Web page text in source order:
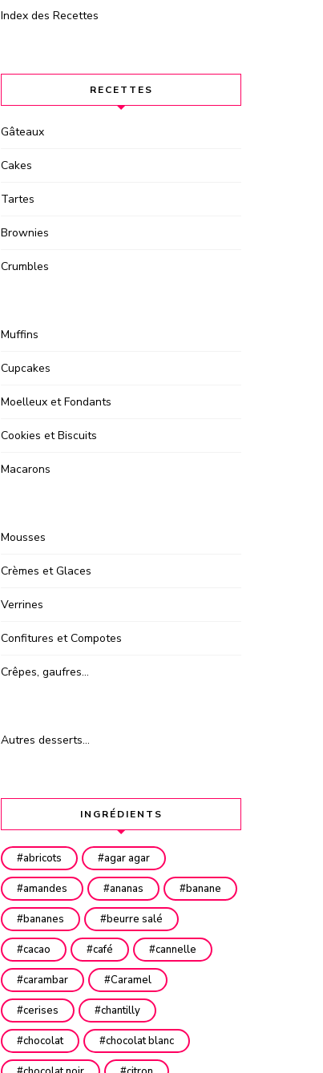
Index des Recettes
RECETTES
Gâteaux
Cakes
Tartes
Brownies
Crumbles
Muffins
Cupcakes
Moelleux et Fondants
Cookies et Biscuits
Macarons
Mousses
Crèmes et Glaces
Verrines
Confitures et Compotes
Crêpes, gaufres…
Autres desserts…
INGRÉDIENTS
abricots agar agar
amandes ananas banane
bananes beurre salé
cacao café cannelle
carambar Caramel
cerises chantilly
chocolat chocolat blanc